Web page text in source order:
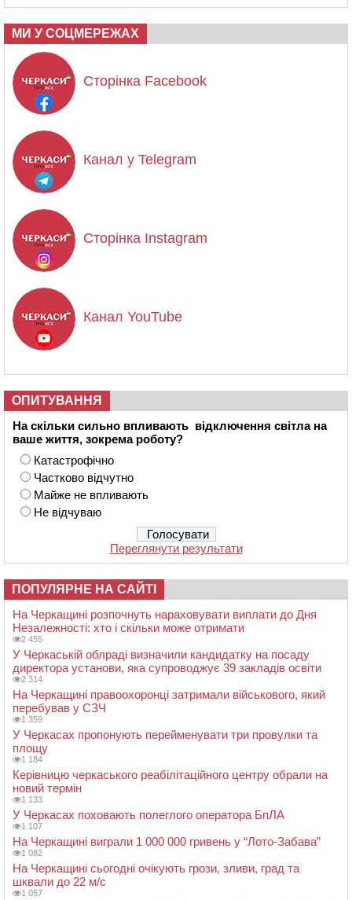
МИ У СОЦМЕРЕЖАХ
Сторінка Facebook
Канал у Telegram
Сторінка Instagram
Канал YouTube
ОПИТУВАННЯ
На скільки сильно впливають відключення світла на
ваше життя, зокрема роботу?
Катастрофічно
Частково відчутно
Майже не впливають
Не відчуваю
Переглянути результати
ПОПУЛЯРНЕ НА САЙТІ
На Черкащині розпочнуть нараховувати виплати до Дня
Незалежності: хто і скільки може отримати
2 455
У Черкаській облраді визначили кандидатку на посаду
директора установи, яка супроводжує 39 закладів освіти
2 314
На Черкащині правоохоронці затримали військового, який
перебував у СЗЧ
1 359
У Черкасах пропонують перейменувати три провулки та
площу
1 184
Керівницю черкаського реабілітаційного центру обрали на
новий термін
1 133
У Черкасах поховають полеглого оператора БпЛА
1 107
На Черкащині виграли 1 000 000 гривень у “Лото-Забава”
1 082
На Черкащині сьогодні очікують грози, зливи, град та
шквали до 22 м/с
1 057